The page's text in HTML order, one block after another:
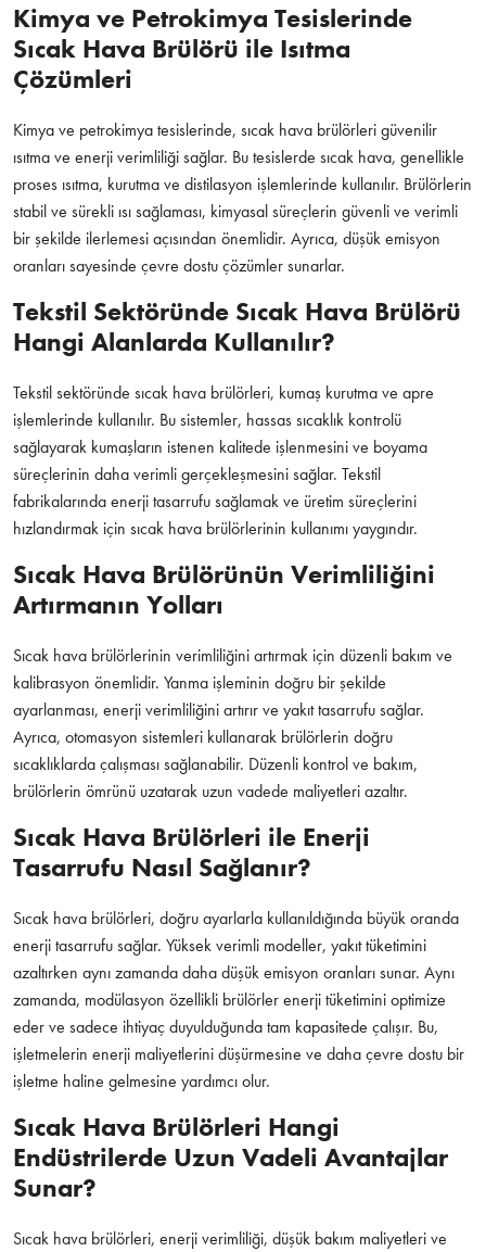
Kimya ve Petrokimya Tesislerinde
Sıcak Hava Brülörü ile Isıtma
Çözümleri
Kimya ve petrokimya tesislerinde, sıcak hava brülörleri güvenilir
ısıtma ve enerji verimliliği sağlar. Bu tesislerde sıcak hava, genellikle
proses ısıtma, kurutma ve distilasyon işlemlerinde kullanılır. Brülörlerin
stabil ve sürekli ısı sağlaması, kimyasal süreçlerin güvenli ve verimli
bir şekilde ilerlemesi açısından önemlidir. Ayrıca, düşük emisyon
oranları sayesinde çevre dostu çözümler sunarlar.
Tekstil Sektöründe Sıcak Hava Brülörü
Hangi Alanlarda Kullanılır?
Tekstil sektöründe sıcak hava brülörleri, kumaş kurutma ve apre
işlemlerinde kullanılır. Bu sistemler, hassas sıcaklık kontrolü
sağlayarak kumaşların istenen kalitede işlenmesini ve boyama
süreçlerinin daha verimli gerçekleşmesini sağlar. Tekstil
fabrikalarında enerji tasarrufu sağlamak ve üretim süreçlerini
hızlandırmak için sıcak hava brülörlerinin kullanımı yaygındır.
Sıcak Hava Brülörünün Verimliliğini
Artırmanın Yolları
Sıcak hava brülörlerinin verimliliğini artırmak için düzenli bakım ve
kalibrasyon önemlidir. Yanma işleminin doğru bir şekilde
ayarlanması, enerji verimliliğini artırır ve yakıt tasarrufu sağlar.
Ayrıca, otomasyon sistemleri kullanarak brülörlerin doğru
sıcaklıklarda çalışması sağlanabilir. Düzenli kontrol ve bakım,
brülörlerin ömrünü uzatarak uzun vadede maliyetleri azaltır.
Sıcak Hava Brülörleri ile Enerji
Tasarrufu Nasıl Sağlanır?
Sıcak hava brülörleri, doğru ayarlarla kullanıldığında büyük oranda
enerji tasarrufu sağlar. Yüksek verimli modeller, yakıt tüketimini
azaltırken aynı zamanda daha düşük emisyon oranları sunar. Aynı
zamanda, modülasyon özellikli brülörler enerji tüketimini optimize
eder ve sadece ihtiyaç duyulduğunda tam kapasitede çalışır. Bu,
işletmelerin enerji maliyetlerini düşürmesine ve daha çevre dostu bir
işletme haline gelmesine yardımcı olur.
Sıcak Hava Brülörleri Hangi
Endüstrilerde Uzun Vadeli Avantajlar
Sunar?
Sıcak hava brülörleri, enerji verimliliği, düşük bakım maliyetleri ve